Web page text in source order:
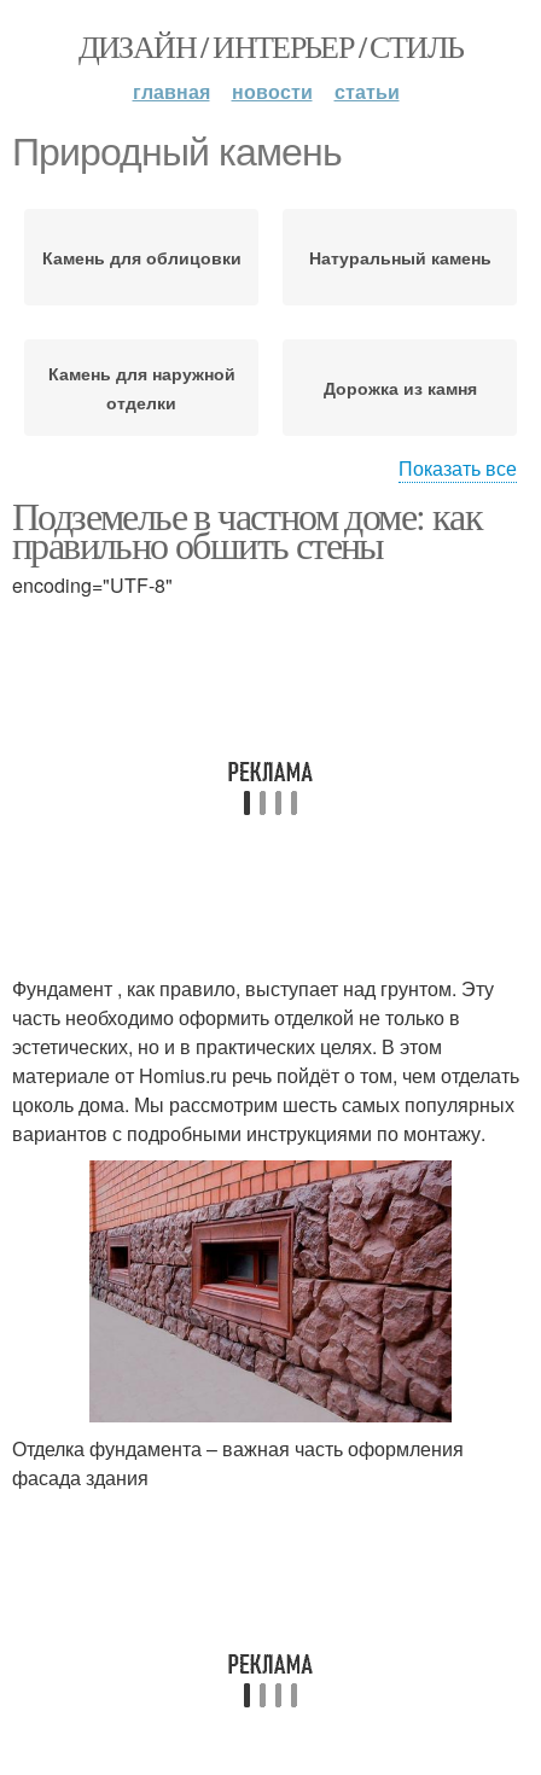
ДИЗАЙН / ИНТЕРЬЕР / СТИЛЬ
главная новости статьи
Природный камень
Камень для облицовки Натуральный камень
Камень для наружной
отделки
Дорожка из камня
Камень для дорожек
Показать все
Подземелье в частном доме: как
правильно обшить стены
encoding="UTF-8"
Фундамент , как правило, выступает над грунтом. Эту
часть необходимо оформить отделкой не только в
эстетических, но и в практических целях. В этом
материале от Homius.ru речь пойдёт о том, чем отделать
цоколь дома. Мы рассмотрим шесть самых популярных
вариантов с подробными инструкциями по монтажу.
Отделка фундамента – важная часть оформления
фасада здания